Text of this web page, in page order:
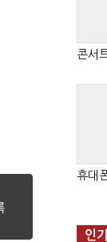
콘서
휴대
인